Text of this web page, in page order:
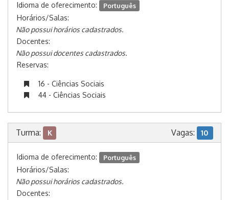
Idioma de oferecimento: Português
Horários/Salas:
Não possui horários cadastrados.
Docentes:
Não possui docentes cadastrados.
Reservas:
16 - Ciências Sociais
44 - Ciências Sociais
Turma: K Vagas: 10
Idioma de oferecimento: Português
Horários/Salas:
Não possui horários cadastrados.
Docentes: